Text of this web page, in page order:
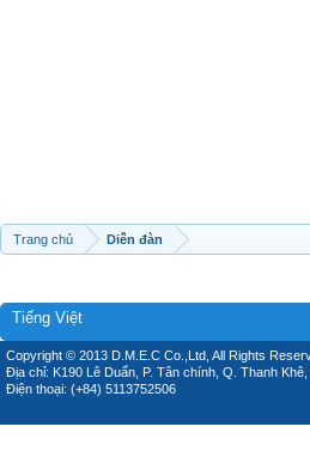
Trang chủ Diễn đàn
Tiếng Việt
Copyright © 2013 D.M.E.C Co.,Ltd, All Rights
Địa chỉ: K190 Lê Duẩn, P. Tân chính, Q. Thanh
Điện thoại: (+84) 5113752506